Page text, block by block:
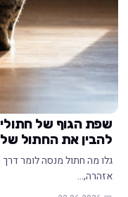
שפת הגוף של
להבין את החתול
גלו מה חתול מנסה לומר
אזהרה,…